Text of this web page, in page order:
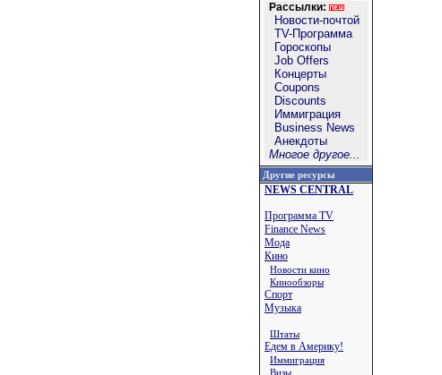
Рассылки:
Новости-почтой
TV-Программа
Гороскопы
Job Offers
Концерты
Coupons
Discounts
Иммиграция
Business News
Анекдоты
Многое другое...
Другие ресурсы
NEWS CENTRAL
Программа TV
Finance News
Мода
Кино
Новости кино
Кинообзоры
Спорт
Музыка
Штаты
Едем в Америку!
Иммиграция
Визы